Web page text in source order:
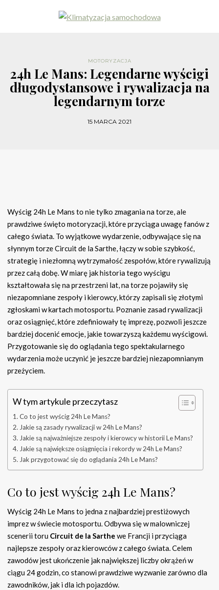
MOTORYZACJA
24h Le Mans: Legendarne wyścigi
długodystansowe i rywalizacja na
legendarnym torze
15 MARCA 2021
Wyścig 24h Le Mans to nie tylko zmagania na torze, ale
prawdziwe święto motoryzacji, które przyciąga uwagę fanów z
całego świata. To wyjątkowe wydarzenie, odbywające się na
słynnym torze Circuit de la Sarthe, łączy w sobie szybkość,
strategię i niezłomną wytrzymałość zespołów, które rywalizują
przez całą dobę. W miarę jak historia tego wyścigu
kształtowała się na przestrzeni lat, na torze pojawiły się
niezapomniane zespoły i kierowcy, którzy zapisali się złotymi
zgłoskami w kartach motosportu. Poznanie zasad rywalizacji
oraz osiągnięć, które zdefiniowały tę imprezę, pozwoli jeszcze
bardziej docenić emocje, jakie towarzyszą każdemu wyścigowi.
Przygotowanie się do oglądania tego spektakularnego
wydarzenia może uczynić je jeszcze bardziej niezapomnianym
przeżyciem.
W tym artykule przeczytasz
Co to jest wyścig 24h Le Mans?
Jakie są zasady rywalizacji w 24h Le Mans?
Jakie są najważniejsze zespoły i kierowcy w historii Le Mans?
Jakie są największe osiągnięcia i rekordy w 24h Le Mans?
Jak przygotować się do oglądania 24h Le Mans?
Co to jest wyścig 24h Le Mans?
Wyścig 24h Le Mans to jedna z najbardziej prestiżowych
imprez w świecie motosportu. Odbywa się w malowniczej
scenerii toru Circuit de la Sarthe we Francji i przyciąga
najlepsze zespoły oraz kierowców z całego świata. Celem
zawodów jest ukończenie jak największej liczby okrążeń w
ciągu 24 godzin, co stanowi prawdziwe wyzwanie zarówno dla
zawodników, jak i dla ich pojazdów.